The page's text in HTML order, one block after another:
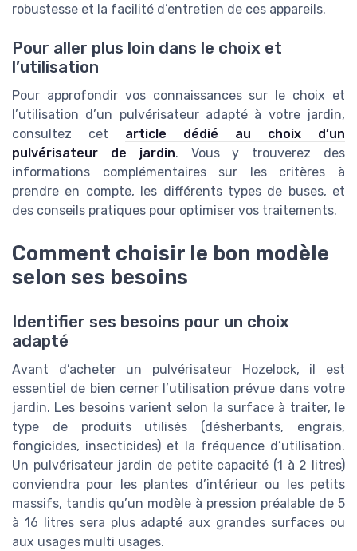
robustesse et la facilité d’entretien de ces appareils.
Pour aller plus loin dans le choix et
l’utilisation
Pour approfondir vos connaissances sur le choix et
l’utilisation d’un pulvérisateur adapté à votre jardin,
consultez cet article dédié au choix d’un
pulvérisateur de jardin. Vous y trouverez des
informations complémentaires sur les critères à
prendre en compte, les différents types de buses, et
des conseils pratiques pour optimiser vos traitements.
Comment choisir le bon modèle
selon ses besoins
Identifier ses besoins pour un choix
adapté
Avant d’acheter un pulvérisateur Hozelock, il est
essentiel de bien cerner l’utilisation prévue dans votre
jardin. Les besoins varient selon la surface à traiter, le
type de produits utilisés (désherbants, engrais,
fongicides, insecticides) et la fréquence d’utilisation.
Un pulvérisateur jardin de petite capacité (1 à 2 litres)
conviendra pour les plantes d’intérieur ou les petits
massifs, tandis qu’un modèle à pression préalable de 5
à 16 litres sera plus adapté aux grandes surfaces ou
aux usages multi usages.